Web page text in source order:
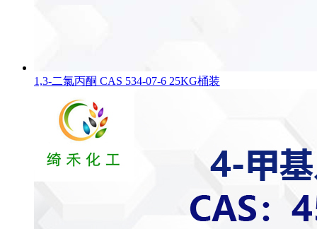
1,3-二氯丙酮 CAS 534-07-6 25KG桶装